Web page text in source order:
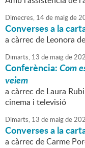
Dimecres, 14de maigde
Converses a la
a càrrec de Leonora
Dimarts, 13 de maigde
Conferència:Com
veiem
a càrrec de Laura
cinema i televisió
Dimarts, 13 de maigde
Converses a la
a càrrec de Carme